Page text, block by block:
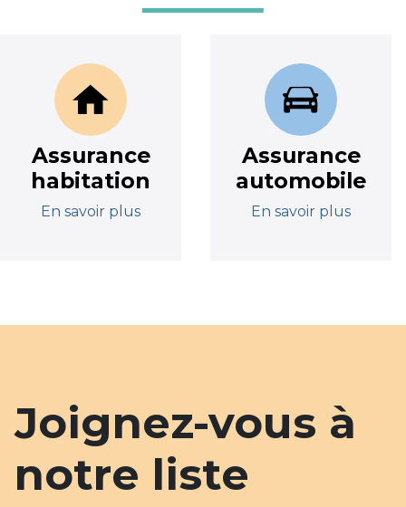
Assurance
habitation
En savoir plus
Assurance
automobile
En savoir plus
Joignez-vous à
notre liste